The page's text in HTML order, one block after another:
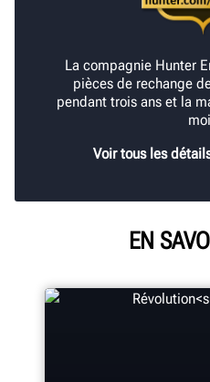
La compagnie Hunter
pièces de rechange
pendant trois ans et la
Voir tous les
EN